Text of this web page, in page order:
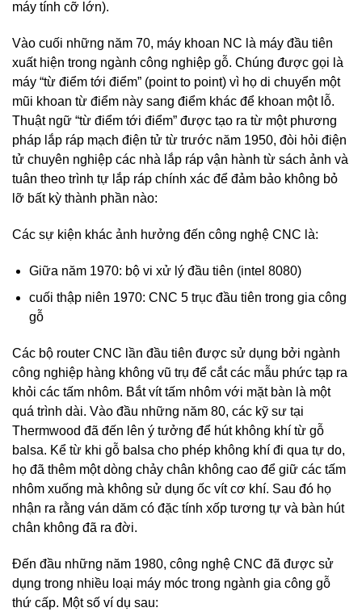
máy tính cỡ lớn).
Vào cuối những năm 70, máy khoan NC là máy đầu tiên
xuất hiện trong ngành công nghiệp gỗ. Chúng được gọi là
máy “từ điểm tới điểm” (point to point) vì họ di chuyển một
mũi khoan từ điểm này sang điểm khác để khoan một lỗ.
Thuật ngữ “từ điểm tới điểm” được tạo ra từ một phương
pháp lắp ráp mạch điện tử từ trước năm 1950, đòi hỏi điện
tử chuyên nghiệp các nhà lắp ráp vận hành từ sách ảnh và
tuân theo trình tự lắp ráp chính xác để đảm bảo không bỏ
lỡ bất kỳ thành phần nào:
Các sự kiện khác ảnh hưởng đến công nghệ CNC là:
Giữa năm 1970: bộ vi xử lý đầu tiên (intel 8080)
cuối thập niên 1970: CNC 5 trục đầu tiên trong gia công
gỗ
Các bộ router CNC lần đầu tiên được sử dụng bởi ngành
công nghiệp hàng không vũ trụ để cắt các mẫu phức tạp ra
khỏi các tấm nhôm. Bắt vít tấm nhôm với mặt bàn là một
quá trình dài. Vào đầu những năm 80, các kỹ sư tại
Thermwood đã đến lên ý tưởng để hút không khí từ gỗ
balsa. Kể từ khi gỗ balsa cho phép không khí đi qua tự do,
họ đã thêm một dòng chảy chân không cao để giữ các tấm
nhôm xuống mà không sử dụng ốc vít cơ khí. Sau đó họ
nhận ra rằng ván dăm có đặc tính xốp tương tự và bàn hút
chân không đã ra đời.
Đến đầu những năm 1980, công nghệ CNC đã được sử
dụng trong nhiều loại máy móc trong ngành gia công gỗ
thứ cấp. Một số ví dụ sau: